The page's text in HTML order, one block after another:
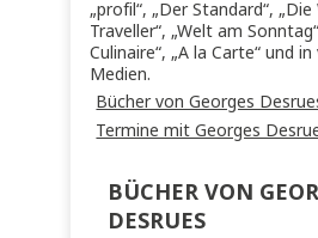
„profil“, „Der Standard“,
Traveller“, „Welt am
Culinaire“, „A la Carte“ und
Medien.
Bücher von Georges
Termine mit Georges
BÜCHER VON
DESRUES